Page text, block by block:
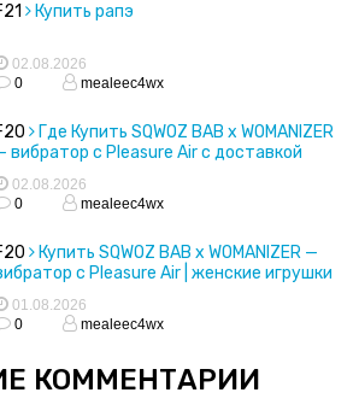
Купить рапэ
02.08.2026
0
mealeec4wx
Где Купить SQWOZ BAB x WOMANIZER
вибратор с Pleasure Air с доставкой
02.08.2026
0
mealeec4wx
Купить SQWOZ BAB x WOMANIZER —
с Pleasure Air | женские игрушки
01.08.2026
0
mealeec4wx
КОММЕНТАРИИ